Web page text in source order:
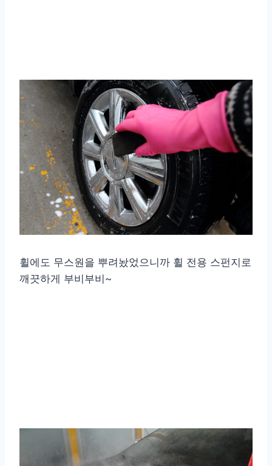
휠에도 무스원을 뿌려놨었으니까 휠 전용 스펀지로
깨끗하게 부비부비~